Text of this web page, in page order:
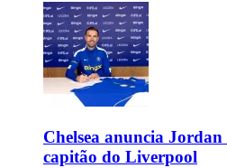
Chelsea anuncia Jordan
capitão do Liverpool